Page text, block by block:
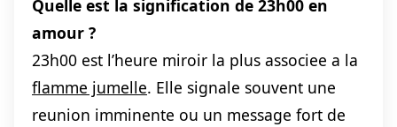
Quelle est la signification de 23h00 en
amour ?
23h00 est l’heure miroir la plus associee a la
flamme jumelle. Elle signale souvent une
reunion imminente ou un message fort de